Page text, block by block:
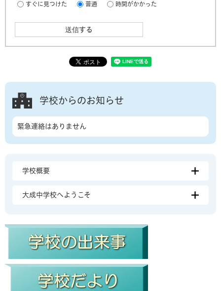
すぐに見つけた
普通 時間がかかった
学校からのお知らせ
緊急連絡はありません
学校概要
大成中学校へようこそ